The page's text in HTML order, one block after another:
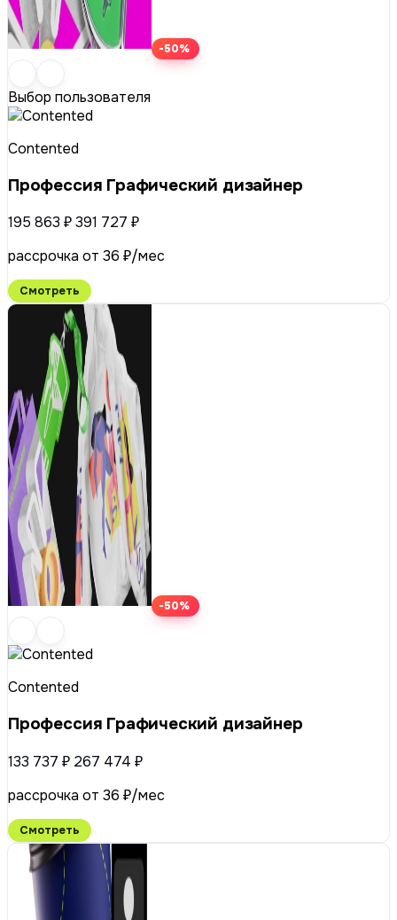
-50%
Выбор пользователя
Contented
Профессия Графический дизайнер
195 863 ₽391 727 ₽
рассрочка от 36 ₽/мес
Смотреть
-50%
Contented
Профессия Графический дизайнер
133 737 ₽ 267 474 ₽
рассрочка от 36 ₽/мес
Смотреть